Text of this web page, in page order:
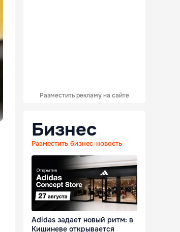
Разместить рекламу на сайте
Бизнес
Разместить бизнес-новость
Adidas задает новый ритм: в
Кишиневе открывается